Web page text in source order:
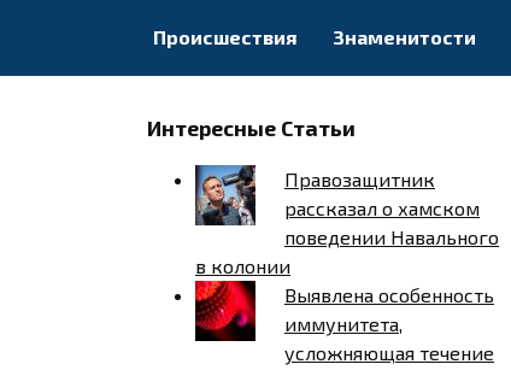
Происшествия Знаменитости
Интересные Статьи
Правозащитник
рассказал о хамском
поведении Навального
в колонии
Выявлена особенность
иммунитета,
усложняющая течение